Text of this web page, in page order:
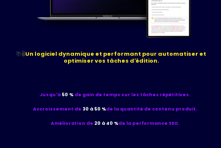
📚🖥️Un logiciel dynamique et performant pour automatiser et
optimiser vos tâches d'édition.
Jusqu'à 50 % de gain de temps sur les tâches répétitives.
Accroissement de 30 à 50 %de la quantité de contenu produit.
Amélioration de 20 à 40 %de la performance SEO.